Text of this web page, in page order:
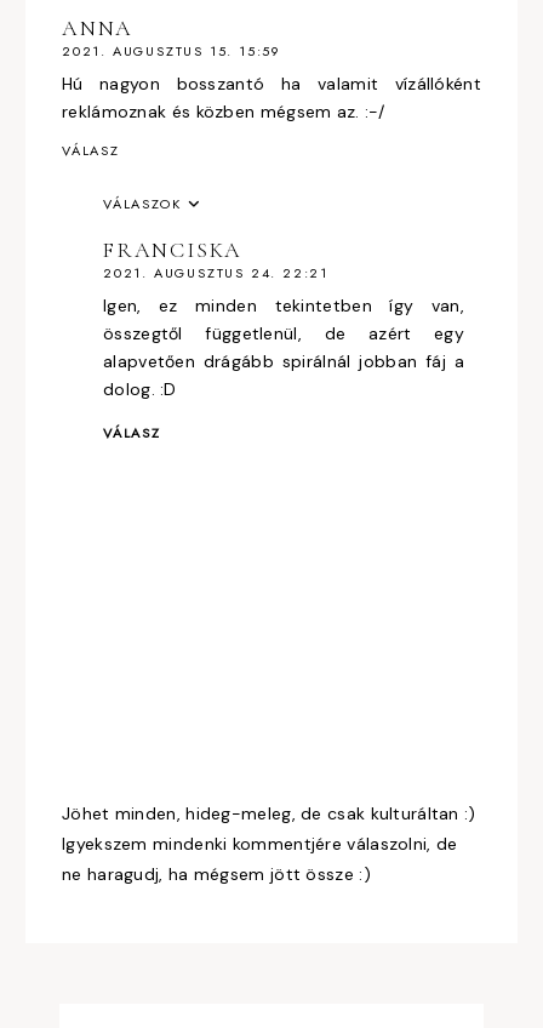
ANNA
2021. AUGUSZTUS 15. 15:59
Hú nagyon bosszantó ha valamit vízállóként
reklámoznak és közben mégsem az. :-/
VÁLASZ
VÁLASZOK
FRANCISKA
2021. AUGUSZTUS 24. 22:21
Igen, ez minden tekintetben így van,
összegtől függetlenül, de azért egy
alapvetően drágább spirálnál jobban fáj a
dolog. :D
VÁLASZ
Jöhet minden, hideg-meleg, de csak kulturáltan :)
Igyekszem mindenki kommentjére válaszolni, de
ne haragudj, ha mégsem jött össze :)